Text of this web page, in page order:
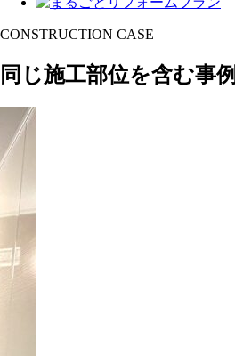
CONSTRUCTION CASE
同じ施工部位を含む事例